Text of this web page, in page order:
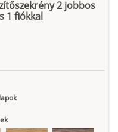
2 jobbos
1 fiókkal